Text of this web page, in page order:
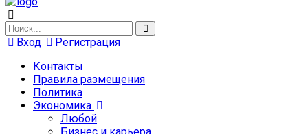
Вход
Регистрация
Контакты
Правила размещения
Политика
Экономика
Любой
Бизнес и карьера